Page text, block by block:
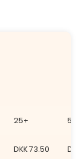
25+ 50+
DKK73.50 DKK